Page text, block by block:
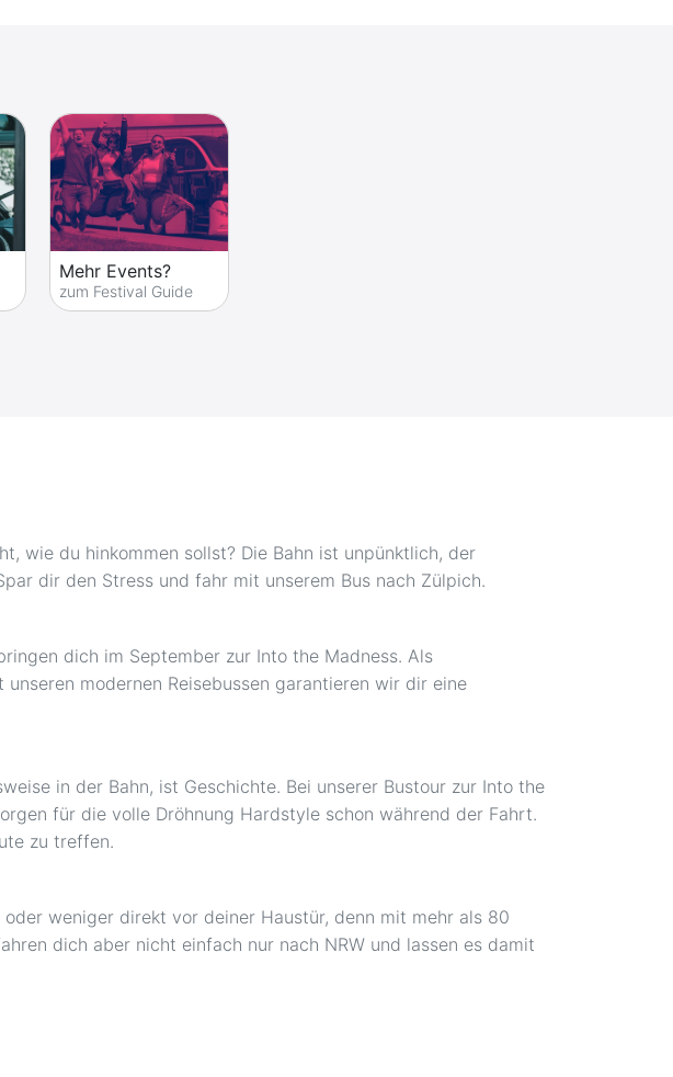
Mehr Events?
zum Festival Guide
wie du hinkommen sollst? Die Bahn ist unpünktlich, der
dir den Stress und fahr mit unserem Bus nach Zülpich.
dich im September zur Into the Madness. Als
modernen Reisebussen garantieren wir dir eine
in der Bahn, ist Geschichte. Bei unserer Bustour zur Into the
für die volle Dröhnung Hardstyle schon während der Fahrt.
zu treffen.
weniger direkt vor deiner Haustür, denn mit mehr als 80
dich aber nicht einfach nur nach NRW und lassen es damit